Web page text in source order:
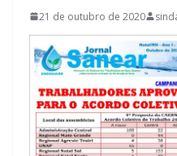
21 de outubro de 2020